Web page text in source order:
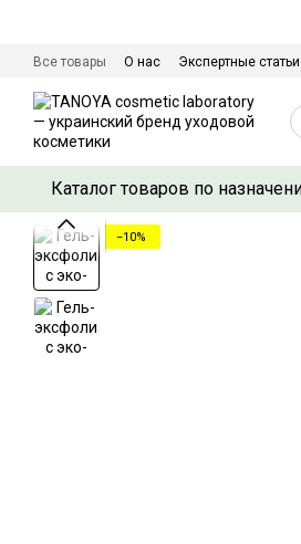
Все товары О нас Экспертные статьи
Каталог товаров по
−10%